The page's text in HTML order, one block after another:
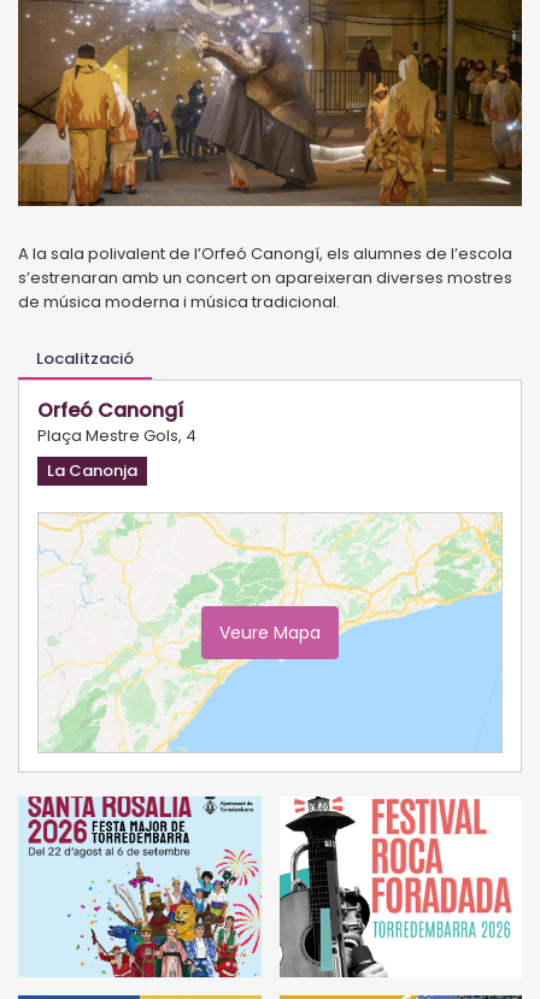
A la sala polivalent de l’Orfeó Canongí, els alumnes de l’escola
s’estrenaran amb un concert on apareixeran diverses mostres
de música moderna i música tradicional.
Localització
Orfeó Canongí
Plaça Mestre Gols, 4
La Canonja
Veure Mapa